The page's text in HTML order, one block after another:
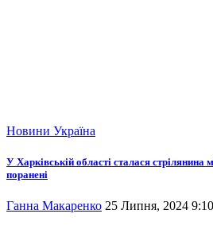
Новини Україна
У Харківській області сталася стрілянина
поранені
Ганна Макаренко 25 Липня, 2024 9:10